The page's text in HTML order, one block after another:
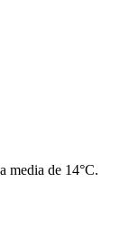
media de 14°C.